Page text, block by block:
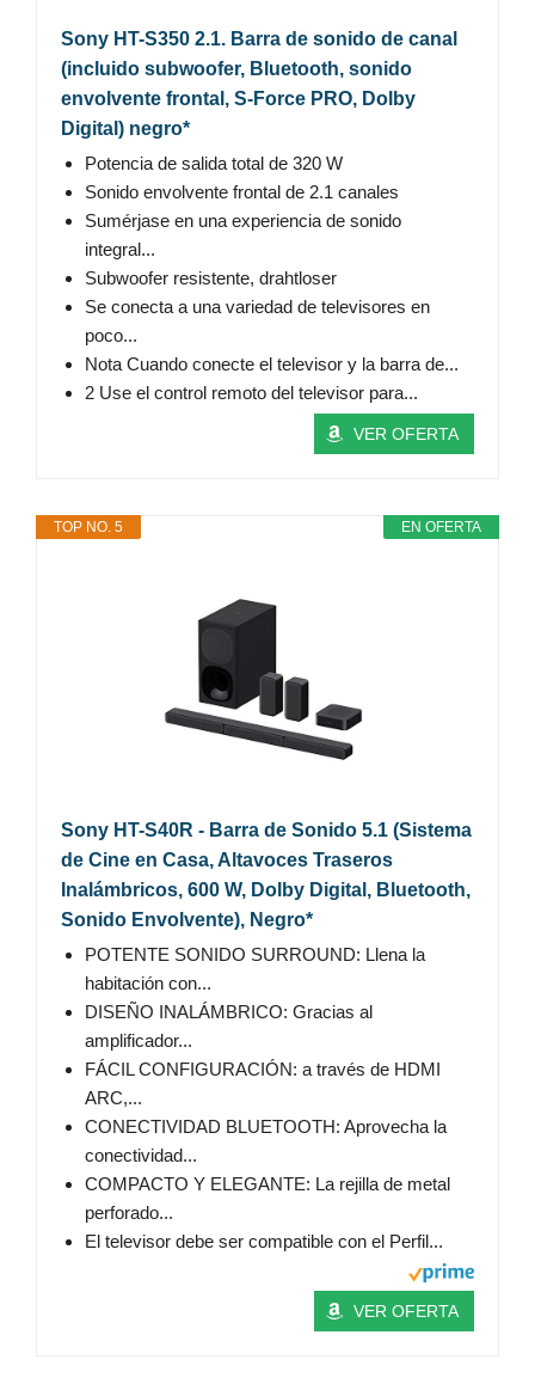
Sony HT-S350 2.1. Barra de sonido de canal
(incluido subwoofer, Bluetooth, sonido
envolvente frontal, S-Force PRO, Dolby
Digital) negro*
Potencia de salida total de 320 W
Sonido envolvente frontal de 2.1 canales
Sumérjase en una experiencia de sonido
integral...
Subwoofer resistente, drahtloser
Se conecta a una variedad de televisores en
poco...
Nota Cuando conecte el televisor y la barra de...
2 Use el control remoto del televisor para...
VER OFERTA
EN OFERTA
TOP NO. 5
Sony HT-S40R - Barra de Sonido 5.1 (Sistema
de Cine en Casa, Altavoces Traseros
Inalámbricos, 600 W, Dolby Digital, Bluetooth,
Sonido Envolvente), Negro*
POTENTE SONIDO SURROUND: Llena la
habitación con...
DISEÑO INALÁMBRICO: Gracias al
amplificador...
FÁCIL CONFIGURACIÓN: a través de HDMI
ARC,...
CONECTIVIDAD BLUETOOTH: Aprovecha la
conectividad...
COMPACTO Y ELEGANTE: La rejilla de metal
perforado...
El televisor debe ser compatible con el Perfil...
VER OFERTA